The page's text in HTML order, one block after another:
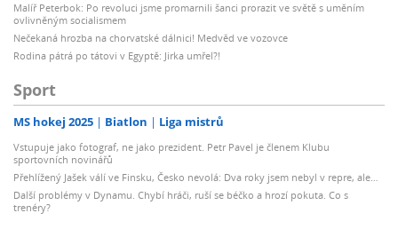
Malíř Peterbok: Po revoluci jsme promarnili šanci prorazit ve světě s uměním
ovlivněným socialismem
Nečekaná hrozba na chorvatské dálnici! Medvěd ve vozovce
Rodina pátrá po tátovi v Egyptě: Jirka umřel?!
Sport
MS hokej 2025 Biatlon Liga mistrů
Vstupuje jako fotograf, ne jako prezident. Petr Pavel je členem Klubu
sportovních novinářů
Přehlížený Jašek válí ve Finsku, Česko nevolá: Dva roky jsem nebyl v repre, ale…
Další problémy v Dynamu. Chybí hráči, ruší se béčko a hrozí pokuta. Co s
trenéry?